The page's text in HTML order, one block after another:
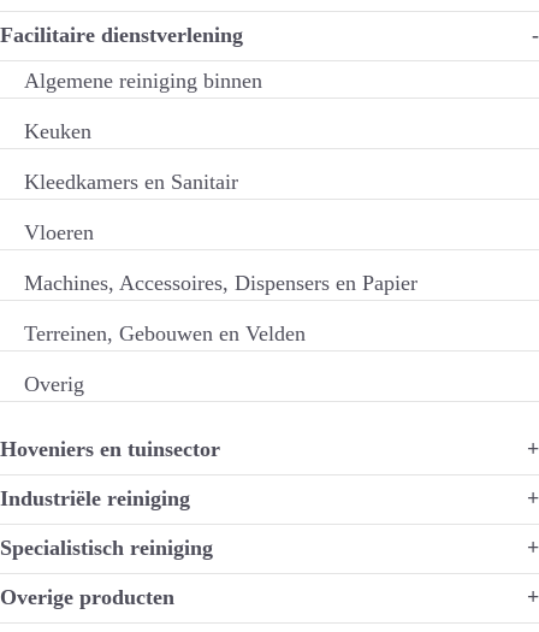
Facilitaire dienstverlening
-
Algemene reiniging binnen
Keuken
Kleedkamers en Sanitair
Vloeren
Machines, Accessoires, Dispensers en Papier
Terreinen, Gebouwen en Velden
Overig
Hoveniers en tuinsector +
Industriële reiniging +
Specialistisch reiniging +
Overige producten +